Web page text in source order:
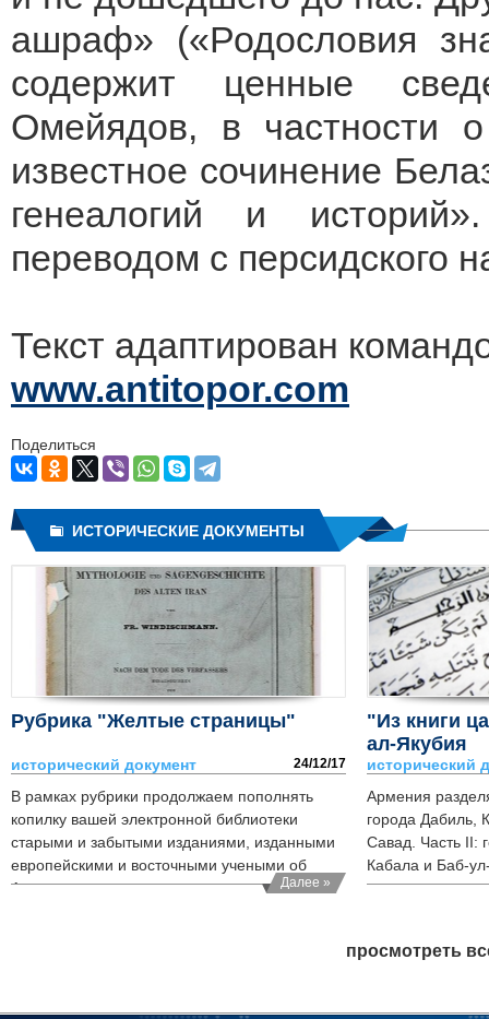
ашраф» («Родословия
содержит ценные
Омейядов, в частности
известное сочинение
генеалогий и
переводом с персидского
Текст адаптирован
www.antitopor.com
Поделиться
ИСТОРИЧЕСКИЕ ДОКУМЕНТЫ
Рубрика "Желтые страницы"
исторический документ 24/12/17
В рамках рубрики продолжаем пополнять
копилку вашей электронной библиотеки
старыми и забытыми изданиями, изданными
европейскими и восточными учеными об
Армении, армянах и армянском языке...Далее »
"Из книги
ал-Якубия
исторический
Армения
города Дабиль,
Савад. Часть II:
Кабала и Баб-
просмотреть